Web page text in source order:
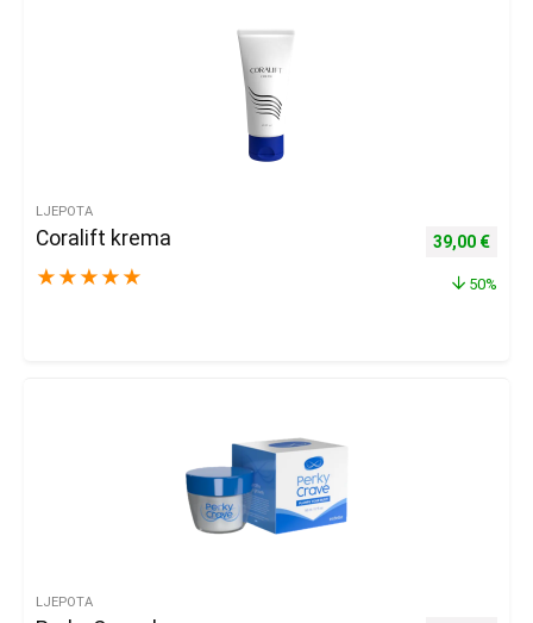
LJEPOTA
Coralift krema
★ ★ ★ ★ ★
Izvorna
39,00 €
50%
LJEPOTA